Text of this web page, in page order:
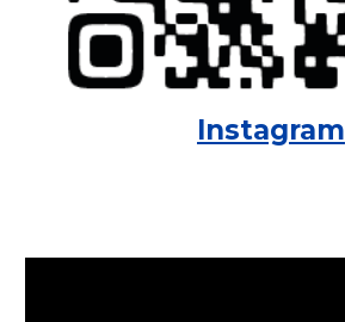
Instagram